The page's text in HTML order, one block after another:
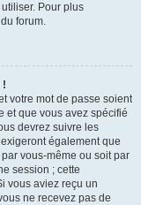
Pour plus
forum.
!
votre mot de passe soient
et que vous avez spécifié
devrez suivre les
également que
vous-même ou soit par
session ; cette
vous aviez reçu un
ne recevez pas de